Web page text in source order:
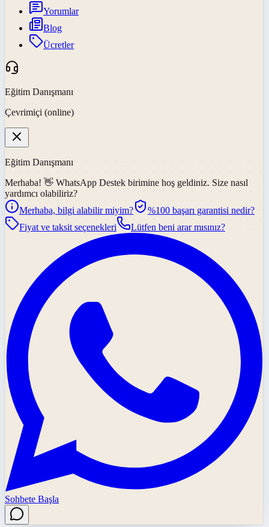
Yorumlar
Blog
Ücretler
Eğitim Danışmanı
Çevrimiçi (online)
Eğitim Danışmanı
Merhaba! 👋 WhatsApp Destek birimine hoş geldiniz. Size nasıl
yardımcı olabiliriz?
Merhaba, bilgi alabilir miyim?
%100 başarı garantisi nedir?
Fiyat ve taksit seçenekleri
Lütfen beni arar mısınız?
Sohbete Başla